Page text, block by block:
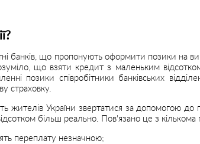
банків, що пропонують оформити позики на
що взяти кредит з маленьким
позики співробітники банківських
страховку.
жителів України звертатися за допомогою до
більш реально. Пов'язано це з
переплату незначною;